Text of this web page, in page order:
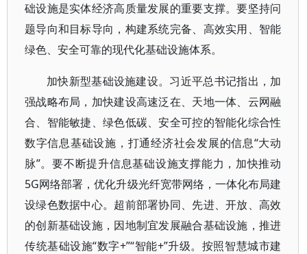
础设施是实体经济高质量发展的重要支撑。要坚持问
题导向和目标导向，构建系统完备、高效实用、智能
绿色、安全可靠的现代化基础设施体系。
加快新型基础设施建设。习近平总书记指出，加
强战略布局，加快建设高速泛在、天地一体、云网融
合、智能敏捷、绿色低碳、安全可控的智能化综合性
数字信息基础设施，打通经济社会发展的信息“大动
脉”。要不断提升信息基础设施支撑能力，加快推动
5G网络部署，优化升级光纤宽带网络，一体化布局建
设绿色数据中心。超前部署协同、先进、开放、高效
的创新基础设施，因地制宜发展融合基础设施，推进
传统基础设施“数字+”“智能+”升级。按照智慧城市建